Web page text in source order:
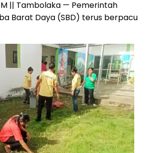
|| Tambolaka — Pemerintah
Barat Daya (SBD) terus berpacu